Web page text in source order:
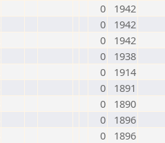
0
1942
0
1942
0
1942
0
1938
0
1914
0
1891
0
1890
0
1896
0
1896